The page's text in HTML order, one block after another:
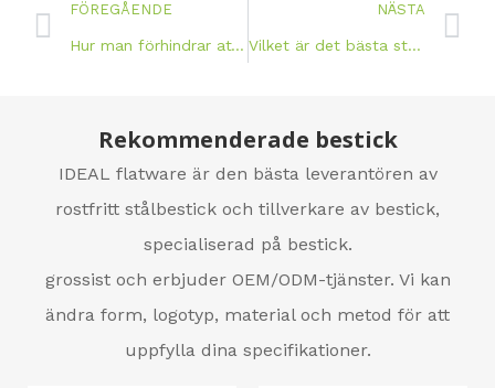
FÖREGÅENDE
Hur man förhindrar att silver blir glåmigt？
NÄSTA
Vilket är det bästa stålet för livsmedel?
Rekommenderade bestick
IDEAL flatware är den bästa leverantören av
rostfritt stålbestick och tillverkare av bestick,
specialiserad på bestick.
grossist och erbjuder OEM/ODM-tjänster. Vi kan
ändra form, logotyp, material och metod för att
uppfylla dina specifikationer.